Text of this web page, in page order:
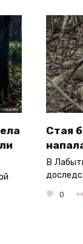
Стая
В
0